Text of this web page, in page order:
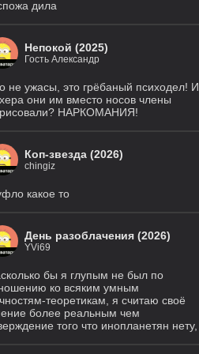
дила
Непокой (2025)
Гость Александр
не ужасы, это грёбаный психодел! И
они им вместо носов члены
НАРКОМАНИЯ!
Коп-звезда (2026)
chingiz
какое то
День разоблачения (2026)
YVi69
бы я глупым не был по
ко всяким умным
теоретикам, я считаю своё
более реальным чем
того что инопланетян нету,